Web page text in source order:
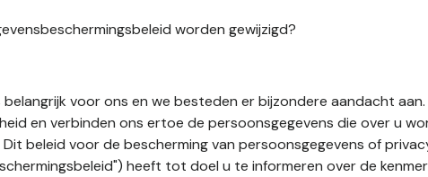
worden gewijzigd?
belangrijk voor ons en we besteden er bijzondere aandacht
en verbinden ons ertoe de persoonsgegevens die over u
Dit beleid voor de bescherming van persoonsgegevens of
heeft tot doel u te informeren over de